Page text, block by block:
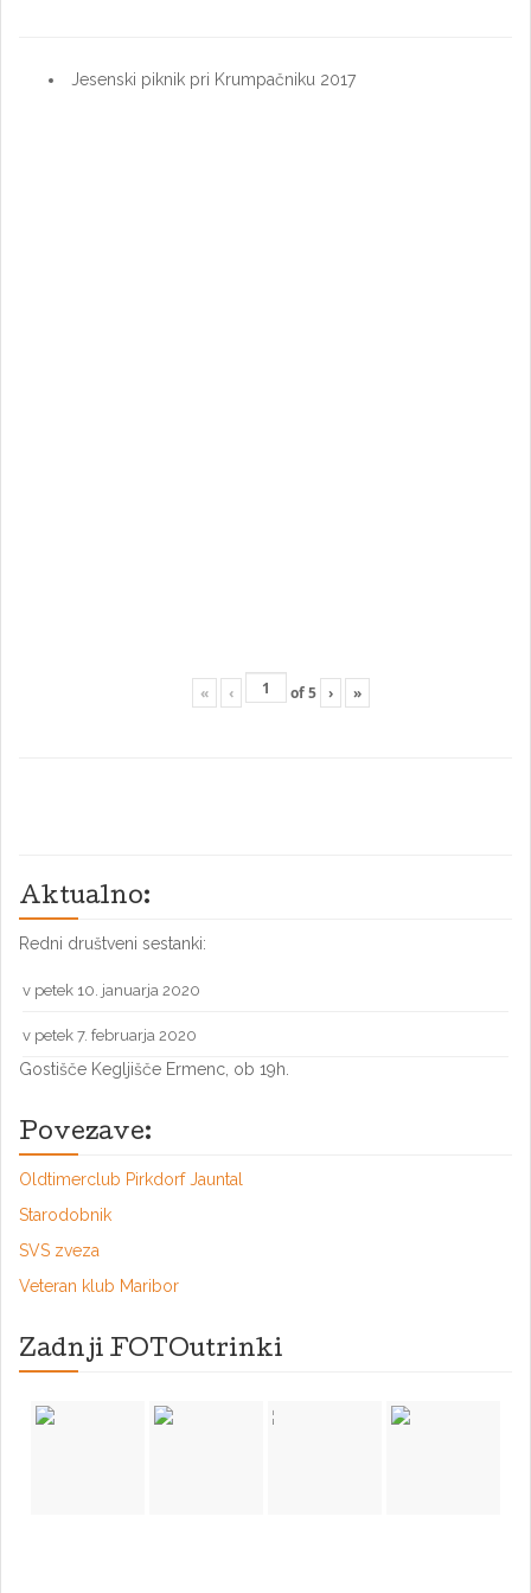
Jesenski piknik pri Krumpačniku 2017
« ‹ of5 › »
Aktualno:
Redni društveni sestanki:
v petek 10. januarja 2020
v petek 7. februarja 2020
Gostišče Kegljišče Ermenc, ob 19h.
Povezave:
Oldtimerclub Pirkdorf Jauntal
Starodobnik
SVS zveza
Veteran klub Maribor
Zadnji FOTOutrinki